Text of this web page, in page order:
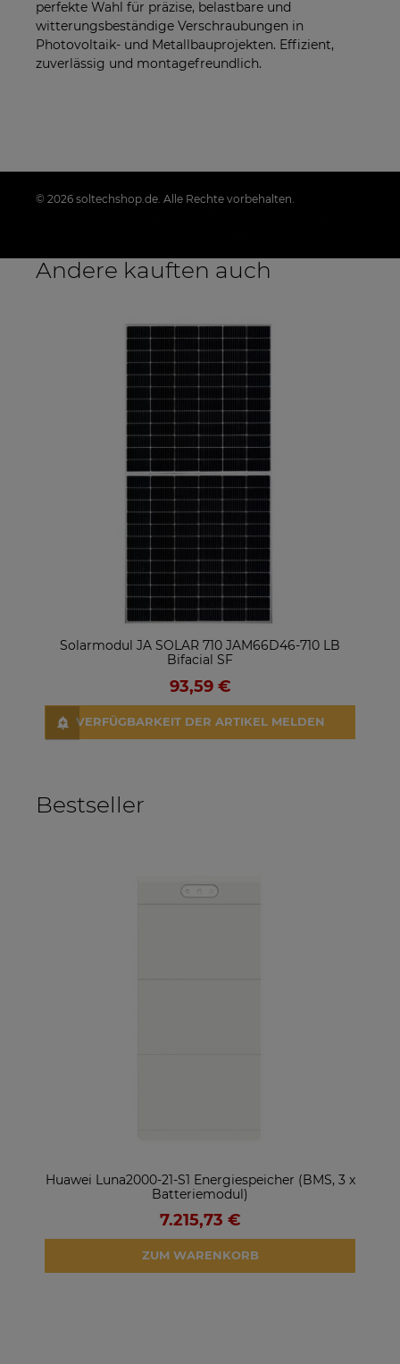
perfekte Wahl für präzise, belastbare und
witterungsbeständige Verschraubungen in
Photovoltaik- und Metallbauprojekten. Effizient,
zuverlässig und montagefreundlich.
© 2026 soltechshop.de. Alle Rechte vorbehalten.
Andere kauften auch
Solarmodul JA SOLAR 710 JAM66D46-710 LB
Bifacial SF
93,59 €
VERFÜGBARKEIT DER ARTIKEL MELDEN
Bestseller
Huawei Luna2000-21-S1 Energiespeicher (BMS, 3 x
Batteriemodul)
7.215,73 €
ZUM WARENKORB